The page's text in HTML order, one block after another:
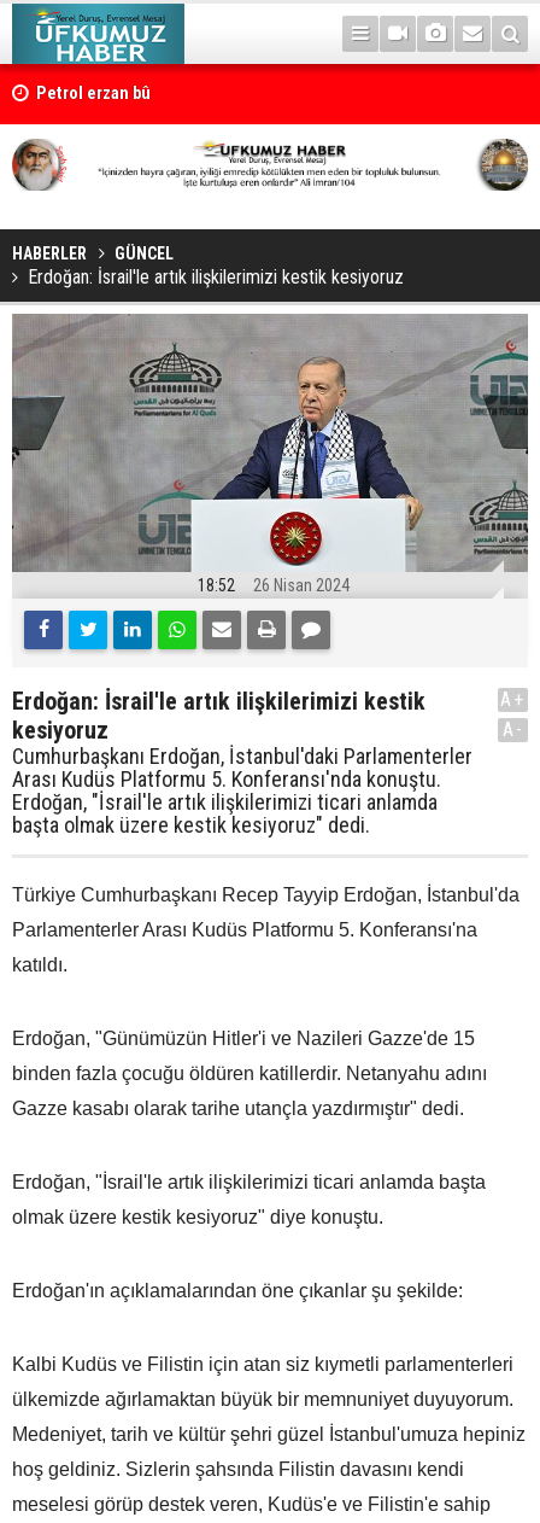
Petrol erzan bû
HABERLER GÜNCEL
Erdoğan: İsrail'le artık ilişkilerimizi kestik kesiyoruz
18:52 26 Nisan 2024
Erdoğan: İsrail'le artık ilişkilerimizi kestik
kesiyoruz
Cumhurbaşkanı Erdoğan, İstanbul'daki Parlamenterler
Arası Kudüs Platformu 5. Konferansı'nda konuştu.
Erdoğan, "İsrail'le artık ilişkilerimizi ticari anlamda
başta olmak üzere kestik kesiyoruz" dedi.
A+
A-
Türkiye Cumhurbaşkanı Recep Tayyip Erdoğan, İstanbul'da
Parlamenterler Arası Kudüs Platformu 5. Konferansı'na
katıldı.
Erdoğan, "Günümüzün Hitler'i ve Nazileri Gazze'de 15
binden fazla çocuğu öldüren katillerdir. Netanyahu adını
Gazze kasabı olarak tarihe utançla yazdırmıştır" dedi.
Erdoğan, "İsrail'le artık ilişkilerimizi ticari anlamda başta
olmak üzere kestik kesiyoruz" diye konuştu.
Erdoğan'ın açıklamalarından öne çıkanlar şu şekilde:
Kalbi Kudüs ve Filistin için atan siz kıymetli parlamenterleri
ülkemizde ağırlamaktan büyük bir memnuniyet duyuyorum.
Medeniyet, tarih ve kültür şehri güzel İstanbul'umuza hepiniz
hoş geldiniz. Sizlerin şahsında Filistin davasını kendi
meselesi görüp destek veren, Kudüs'e ve Filistin'e sahip